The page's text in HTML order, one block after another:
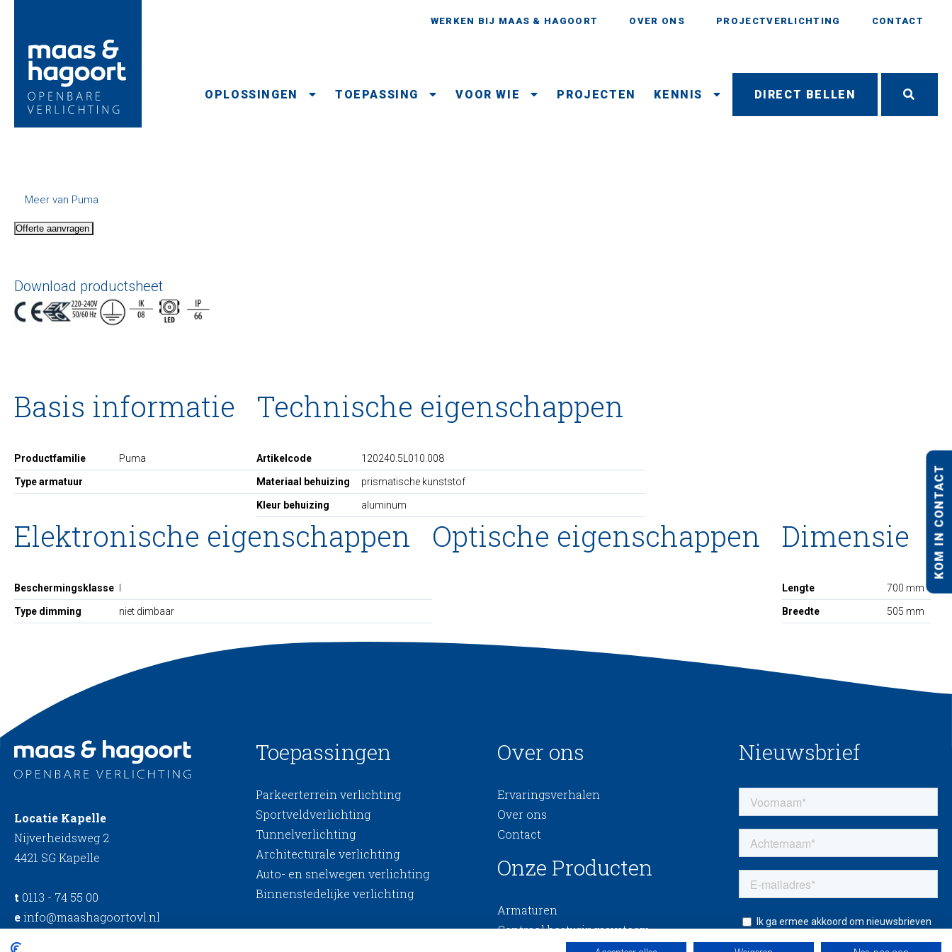
KOM IN CONTACT
WERKEN BIJ MAAS & HAGOORT OVER ONS PROJECTVERLICHTING CONTACT
OPLOSSINGEN TOEPASSING VOOR WIE PROJECTEN KENNIS DIRECT BELLEN
Meer van Puma
Offerte aanvragen
Download productsheet
Basis informatie
Productfamilie Puma
Type armatuur
Technische eigenschappen
Artikelcode 120240.5L010.008
Materiaal behuizing prismatische kunststof
Kleur behuizing aluminum
Elektronische eigenschappen
Beschermingsklasse
Type dimming niet dimbaar
Optische eigenschappen Dimensie
Lengte 700 mm
Breedte 505 mm
Locatie Kapelle
Nijverheidsweg 2
4421 SG Kapelle
t 0113 - 74 55 00
einfo@maashagoortovl.nl
Toepassingen
Parkeerterrein verlichting
Sportveldverlichting
Tunnelverlichting
Architecturale verlichting
Auto- en snelwegen verlichting
Binnenstedelijke verlichting
Over ons
Ervaringsverhalen
Over ons
Contact
Onze Producten
Armaturen
Centraal besturingssysteem
Nieuwsbrief